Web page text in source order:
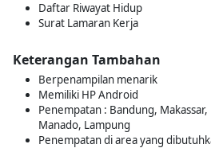
Daftar Riwayat Hidup
Surat Lamaran Kerja
Keterangan Tambahan
Berpenampilan menarik
Memiliki HP Android
Penempatan : Bandung,
Manado, Lampung
Penempatan di area yang